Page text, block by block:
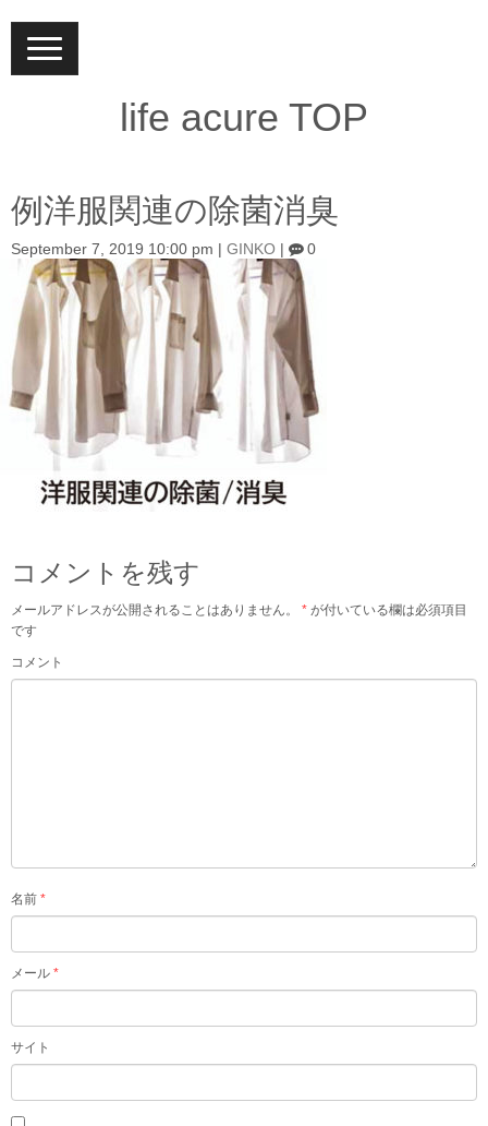
N
a
v
n
life acure TOP
例洋服関連の除菌消臭
September 7, 2019 10:00 pm GINKO 0
コメントを残す
メールアドレスが公開されることはありません。 * が付いている欄は必須項目
です
コメント
名前 *
メール *
サイト